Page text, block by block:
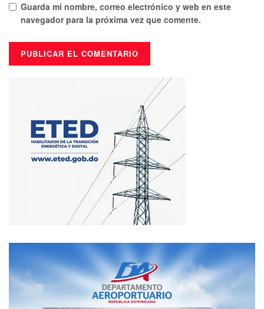
Guarda mi nombre, correo electrónico y web en este
navegador para la próxima vez que comente.